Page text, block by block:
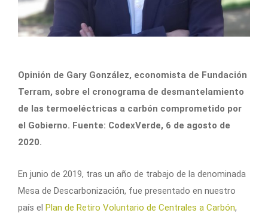
Opinión de Gary González, economista de Fundación
Terram, sobre el cronograma de desmantelamiento
de las termoeléctricas a carbón comprometido por
el Gobierno. Fuente: CodexVerde, 6 de agosto de
2020.
En junio de 2019, tras un año de trabajo de la denominada
Mesa de Descarbonización, fue presentado en nuestro
país el Plan de Retiro Voluntario de Centrales a Carbón,